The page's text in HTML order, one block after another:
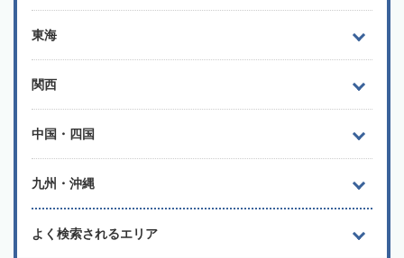
東海
関西
中国・四国
九州・沖縄
よく検索されるエリア